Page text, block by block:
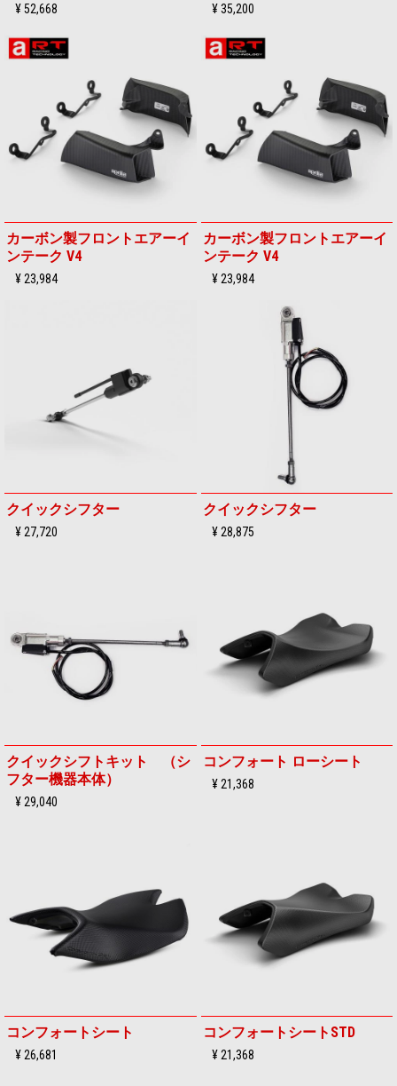
¥ 52,668 ¥ 35,200
カーボン製フロントエアーイ
ンテーク V4
¥ 23,984
カーボン製フロントエアーイ
ンテーク V4
¥ 23,984
クイックシフター
¥ 27,720
クイックシフター
¥ 28,875
クイックシフトキット （シ
フター機器本体）
¥ 29,040
コンフォート ローシート
¥ 21,368
コンフォートシート
¥ 26,681
コンフォートシートSTD
¥ 21,368